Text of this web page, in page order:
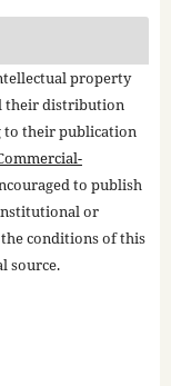
property
their distribution
to their publication
to publish
or
conditions of this
source.